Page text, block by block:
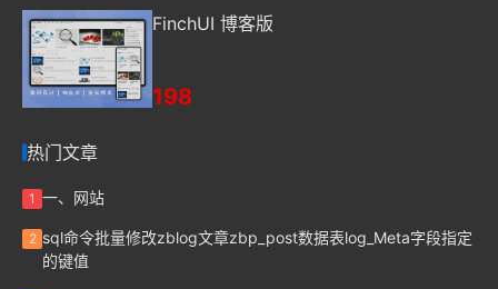
FinchUI 博客版
198
热门文章
1 一、网站
2 sql命令批量修改zblog文章zbp_post数据表log_Meta字段指定
的键值